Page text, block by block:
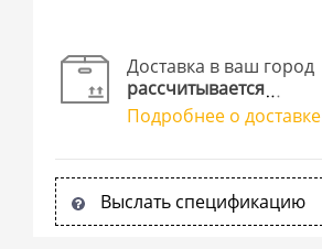
Доставка в ваш город
рассчитывается
Подробнее о доставке
Выслать спецификацию